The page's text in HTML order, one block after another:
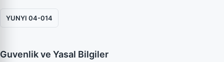
YUNYI 04-014
Guvenlik ve Yasal Bilgiler